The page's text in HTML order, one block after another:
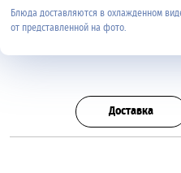
Блюда доставляются в охлажденном
от представленной на фото.
Доставка